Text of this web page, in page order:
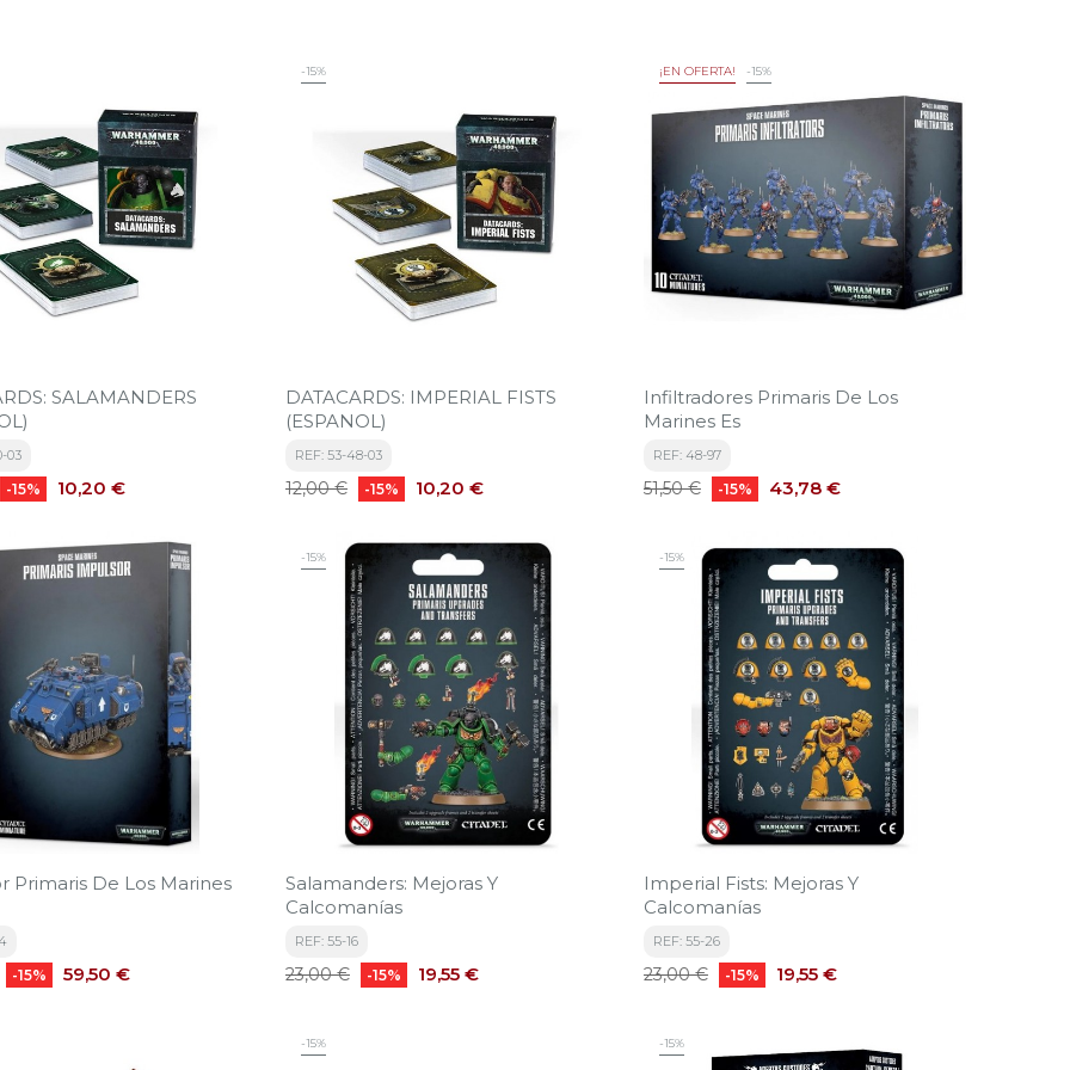
SALAMANDERS
03
-15% Precio
10,20 €
-15%
DATACARDS: IMPERIAL FISTS
(ESPANOL)
REF: 53-48-03
Precio
12,00 € -15% Precio
10,20 €
¡EN OFERTA! -15%
Infiltradores Primaris De Los
Marines Es
REF: 48-97
Precio
51,50 € -15% Precio
43,78 €
Primaris De Los Marines
-15% Precio
59,50 €
-15%
Salamanders: Mejoras Y
Calcomanías
REF: 55-16
Precio
23,00 € -15% Precio
19,55 €
-15%
Imperial Fists: Mejoras Y
Calcomanías
REF: 55-26
Precio
23,00 € -15% Precio
19,55 €
-15% -15%